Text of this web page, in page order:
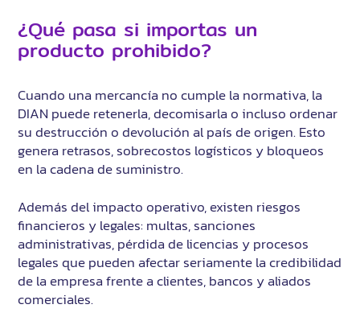
¿Qué pasa si importas un
producto prohibido?
Cuando una mercancía no cumple la normativa, la
DIAN puede retenerla, decomisarla o incluso ordenar
su destrucción o devolución al país de origen. Esto
genera retrasos, sobrecostos logísticos y bloqueos
en la cadena de suministro.
Además del impacto operativo, existen riesgos
financieros y legales: multas, sanciones
administrativas, pérdida de licencias y procesos
legales que pueden afectar seriamente la credibilidad
de la empresa frente a clientes, bancos y aliados
comerciales.